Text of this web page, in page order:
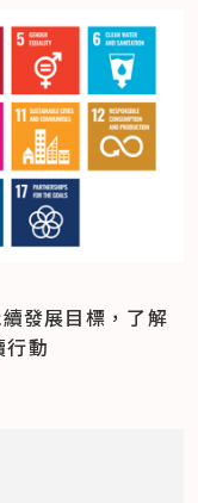
發展目標，了解
行動